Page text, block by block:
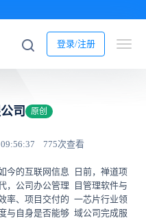
登录/注册
司 原创
775次查看
日前，禅道项
目管理软件与
一芯片行业领
域公司完成服
今的互联网信息
，公司办公管理
率、项目交付的
与自身是否能够